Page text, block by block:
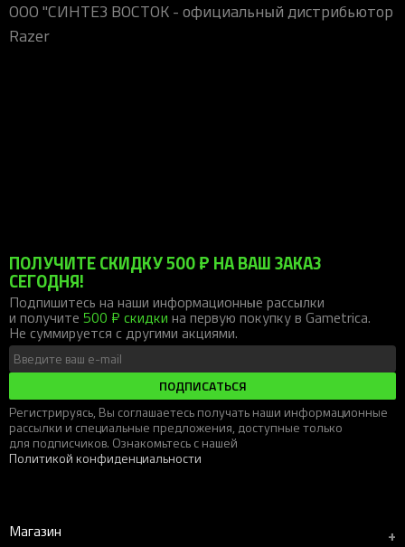
ООО "СИНТЕЗ ВОСТОК - официальный дистрибьютор
Razer
ПОЛУЧИТЕ СКИДКУ 500 ₽ НА ВАШ ЗАКАЗ
СЕГОДНЯ!
Подпишитесь на наши информационные рассылки
и получите 500 ₽ скидки на первую покупку в Gametrica.
Не суммируется с другими акциями.
ПОДПИСАТЬСЯ
Регистрируясь, Вы соглашаетесь получать наши информационные
рассылки и специальные предложения, доступные только
для подписчиков. Ознакомьтесь с нашей
Политикой конфиденциальности
Магазин +